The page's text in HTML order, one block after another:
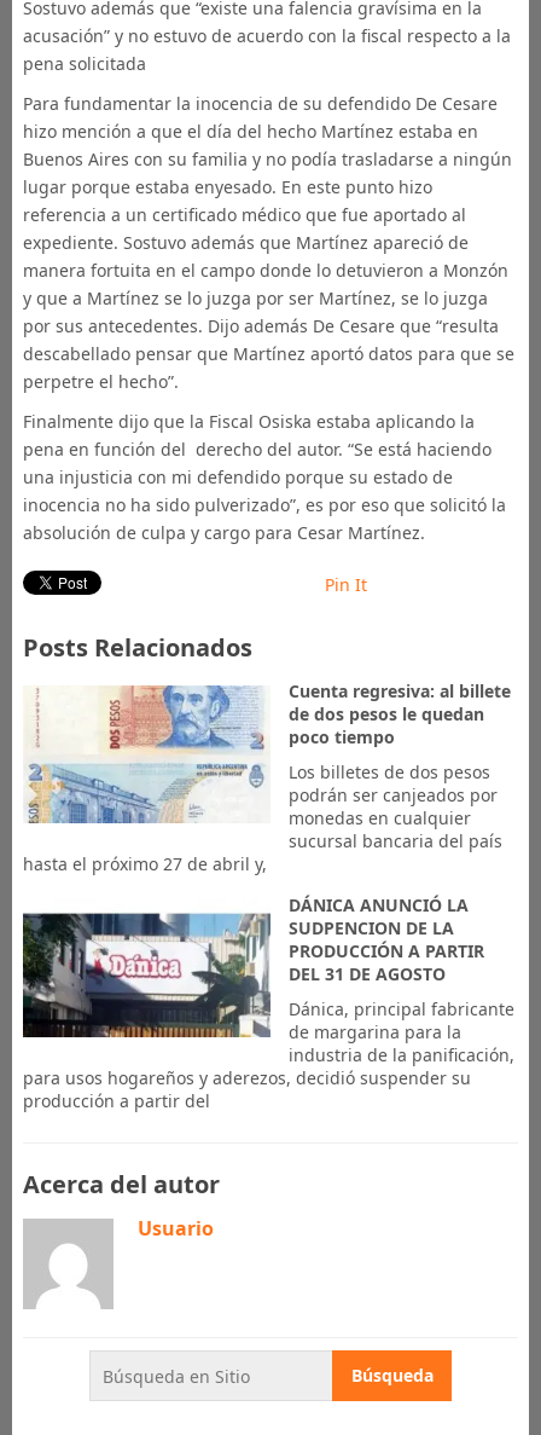
Sostuvo además que “existe una falencia gravísima en la
acusación” y no estuvo de acuerdo con la fiscal respecto a la
pena solicitada
Para fundamentar la inocencia de su defendido De Cesare
hizo mención a que el día del hecho Martínez estaba en
Buenos Aires con su familia y no podía trasladarse a ningún
lugar porque estaba enyesado. En este punto hizo
referencia a un certificado médico que fue aportado al
expediente. Sostuvo además que Martínez apareció de
manera fortuita en el campo donde lo detuvieron a Monzón
y que a Martínez se lo juzga por ser Martínez, se lo juzga
por sus antecedentes. Dijo además De Cesare que “resulta
descabellado pensar que Martínez aportó datos para que se
perpetre el hecho”.
Finalmente dijo que la Fiscal Osiska estaba aplicando la
pena en función del derecho del autor. “Se está haciendo
una injusticia con mi defendido porque su estado de
inocencia no ha sido pulverizado”, es por eso que solicitó la
absolución de culpa y cargo para Cesar Martínez.
Pin It
Posts Relacionados
Cuenta regresiva: al billete
de dos pesos le quedan
poco tiempo
Los billetes de dos pesos
podrán ser canjeados por
monedas en cualquier
sucursal bancaria del país
hasta el próximo 27 de abril y,
DÁNICA ANUNCIÓ LA
SUDPENCION DE LA
PRODUCCIÓN A PARTIR
DEL 31 DE AGOSTO
Dánica, principal fabricante
de margarina para la
industria de la panificación,
para usos hogareños y aderezos, decidió suspender su
producción a partir del
Acerca del autor
Usuario